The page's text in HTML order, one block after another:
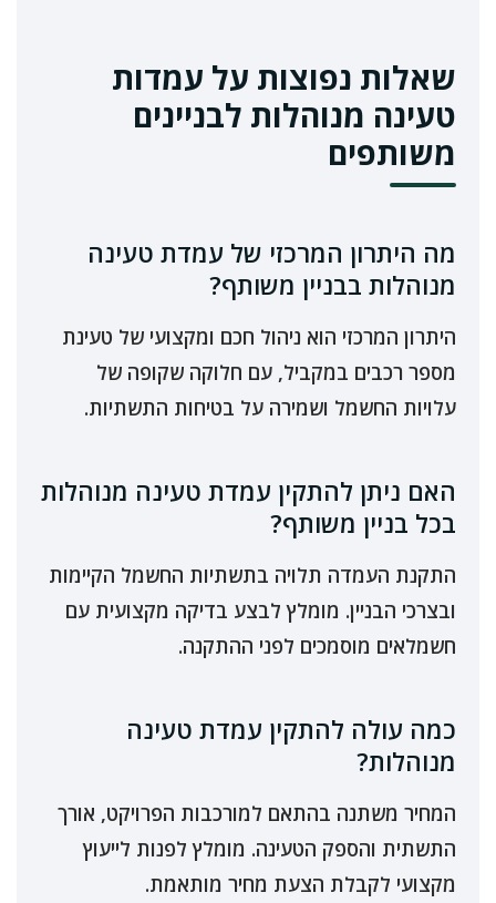
שאלות נפוצות על עמדות
טעינה מנוהלות לבניינים
משותפים
מה היתרון המרכזי של עמדת טעינה
מנוהלות בבניין משותף?
היתרון המרכזי הוא ניהול חכם ומקצועי של טעינת
מספר רכבים במקביל, עם חלוקה שקופה של
עלויות החשמל ושמירה על בטיחות התשתיות.
האם ניתן להתקין עמדת טעינה מנוהלות
בכל בניין משותף?
התקנת העמדה תלויה בתשתיות החשמל הקיימות
ובצרכי הבניין. מומלץ לבצע בדיקה מקצועית עם
חשמלאים מוסמכים לפני ההתקנה.
כמה עולה להתקין עמדת טעינה
מנוהלות?
המחיר משתנה בהתאם למורכבות הפרויקט, אורך
התשתית והספק הטעינה. מומלץ לפנות לייעוץ
מקצועי לקבלת הצעת מחיר מותאמת.